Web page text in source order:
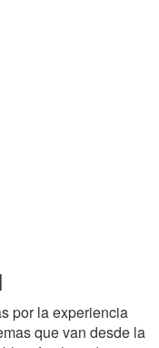
por la experiencia
que van desde la